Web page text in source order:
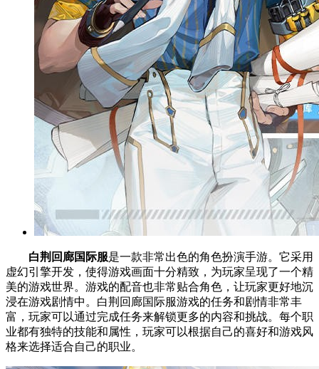
白荆回廊国际服是一款非常出色的角色扮演手游。它采用
虚幻引擎开发，使得游戏画面十分精致，为玩家呈现了一个精
美的游戏世界。游戏的配音也非常贴合角色，让玩家更好地沉
浸在游戏剧情中。白荆回廊国际服游戏的任务和剧情非常丰
富，玩家可以通过完成任务来解锁更多的内容和挑战。每个职
业都有独特的技能和属性，玩家可以根据自己的喜好和游戏风
格来选择适合自己的职业。